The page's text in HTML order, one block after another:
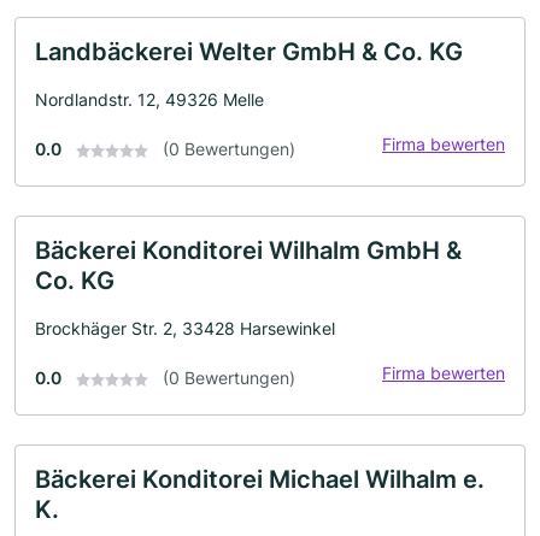
Landbäckerei Welter GmbH & Co. KG
Nordlandstr. 12, 49326 Melle
0.0 (0 Bewertungen) Firma bewerten
Bäckerei Konditorei Wilhalm GmbH &
Co. KG
Brockhäger Str. 2, 33428 Harsewinkel
0.0 (0 Bewertungen) Firma bewerten
Bäckerei Konditorei Michael Wilhalm e.
K.